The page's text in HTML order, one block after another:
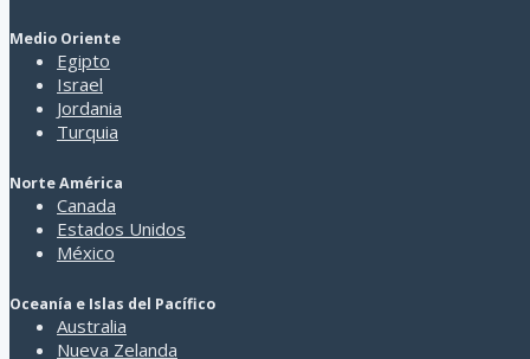
Medio Oriente
Egipto
Israel
Jordania
Turquia
Norte América
Canada
Estados Unidos
México
Oceanía e Islas del Pacífico
Australia
Nueva Zelanda
Privacidad y uso del sitio